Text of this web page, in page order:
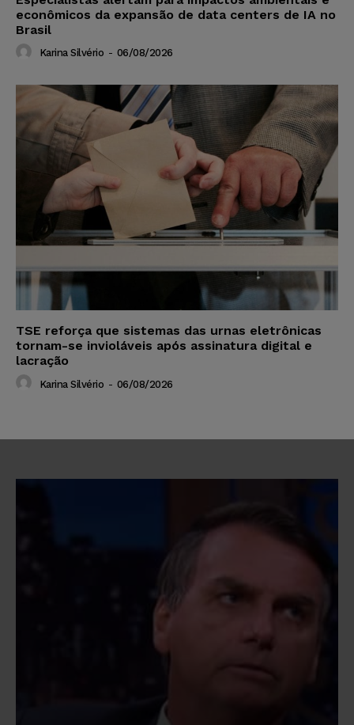
econômicos da expansão de data centers de IA no
Brasil
Karina Silvério - 06/08/2026
TSE reforça que sistemas das urnas eletrônicas
tornam-se invioláveis após assinatura digital e
lacração
Karina Silvério - 06/08/2026